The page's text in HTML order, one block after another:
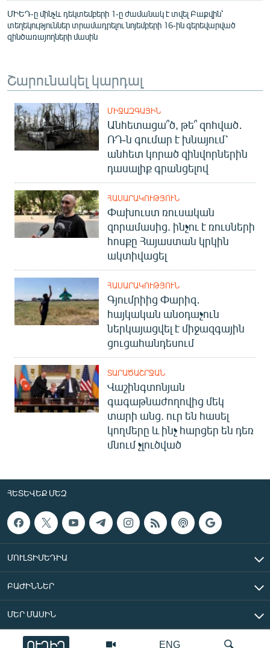
ENG
ՈՒՂԻՂ
ՄԻԵԴ-ը մինչև դեկտեմբերի 1-ը ժամանակ է տվել Բաքվին՝
տեղեկություններ տրամադրելու նոյեմբերի 16-ին գերեվարված
զինծառայողների մասին
Շարունակել կարդալ
ՄԻՋԱԶԳԱՅԻՆ
Անհետացա՞ծ, թե՞ զոհված․
ՌԴ-ն գումար է խնայում՝
անհետ կորած զինվորներին
դասալիք գրանցելով
ՀԱՍԱՐԱԿՈՒԹՅՈՒՆ
Փախուստ ռուսական
զորամասից. ինչու է ռուսների
հոսքը Հայաստան կրկին
ակտիվացել
ՀԱՍԱՐԱԿՈՒԹՅՈՒՆ
Գյումրիից Փարիզ․
հայկական անօդաչուն
ներկայացվել է միջազգային
ցուցահանդեսում
ՏԱՐԱԾԱՇՐՋԱՆ
Վաշինգտոնյան
գագաթնաժողովից մեկ
տարի անց. ուր են հասել
կողմերը և ինչ հարցեր են դեռ
մնում չլուծված
ՀԵՏԵՎԵՔ ՄԵԶ
ՄՈՒԼՏԻՄԵԴԻԱ
ԲԱԺԻՆՆԵՐ
ՄԵՐ ՄԱՍԻՆ
«Ազատ Եվրոպա/Ազատություն» ռադիոկայան © 2026